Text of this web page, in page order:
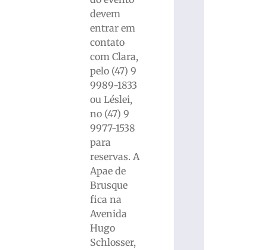
devem
entrar em
contato
com Clara,
pelo (47) 9
9989-1833
ou Léslei,
no (47) 9
9977-1538
para
reservas. A
Apae de
Brusque
fica na
Avenida
Hugo
Schlosser,